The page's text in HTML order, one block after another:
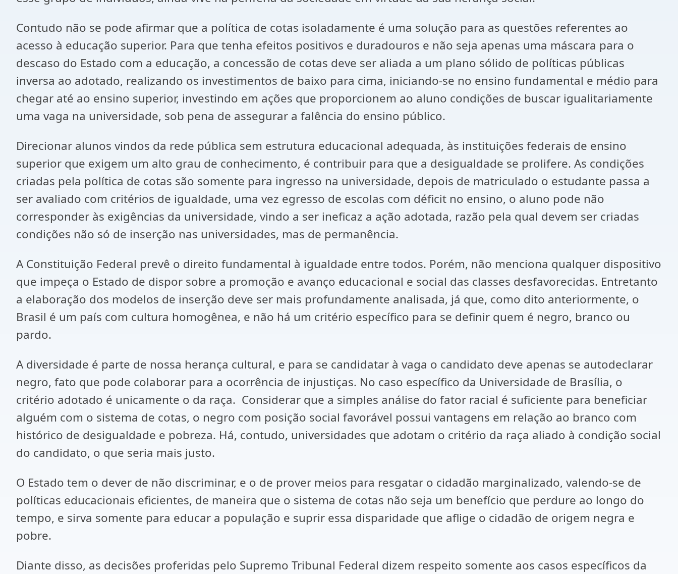
Contudo não se pode afirmar que a política de cotas isoladamente é uma solução para as questões referentes ao
acesso à educação superior. Para que tenha efeitos positivos e duradouros e não seja apenas uma máscara para o
descaso do Estado com a educação, a concessão de cotas deve ser aliada a um plano sólido de políticas públicas
inversa ao adotado, realizando os investimentos de baixo para cima, iniciando-se no ensino fundamental e médio para
chegar até ao ensino superior, investindo em ações que proporcionem ao aluno condições de buscar igualitariamente
uma vaga na universidade, sob pena de assegurar a falência do ensino público.
Direcionar alunos vindos da rede pública sem estrutura educacional adequada, às instituições federais de ensino
superior que exigem um alto grau de conhecimento, é contribuir para que a desigualdade se prolifere. As condições
criadas pela política de cotas são somente para ingresso na universidade, depois de matriculado o estudante passa a
ser avaliado com critérios de igualdade, uma vez egresso de escolas com déficit no ensino, o aluno pode não
corresponder às exigências da universidade, vindo a ser ineficaz a ação adotada, razão pela qual devem ser criadas
condições não só de inserção nas universidades, mas de permanência.
A Constituição Federal prevê o direito fundamental à igualdade entre todos. Porém, não menciona qualquer dispositivo
que impeça o Estado de dispor sobre a promoção e avanço educacional e social das classes desfavorecidas. Entretanto
a elaboração dos modelos de inserção deve ser mais profundamente analisada, já que, como dito anteriormente, o
Brasil é um país com cultura homogênea, e não há um critério específico para se definir quem é negro, branco ou
pardo.
A diversidade é parte de nossa herança cultural, e para se candidatar à vaga o candidato deve apenas se autodeclarar
negro, fato que pode colaborar para a ocorrência de injustiças. No caso específico da Universidade de Brasília, o
critério adotado é unicamente o da raça. Considerar que a simples análise do fator racial é suficiente para beneficiar
alguém com o sistema de cotas, o negro com posição social favorável possui vantagens em relação ao branco com
histórico de desigualdade e pobreza. Há, contudo, universidades que adotam o critério da raça aliado à condição social
do candidato, o que seria mais justo.
O Estado tem o dever de não discriminar, e o de prover meios para resgatar o cidadão marginalizado, valendo-se de
políticas educacionais eficientes, de maneira que o sistema de cotas não seja um benefício que perdure ao longo do
tempo, e sirva somente para educar a população e suprir essa disparidade que aflige o cidadão de origem negra e
pobre.
Diante disso, as decisões proferidas pelo Supremo Tribunal Federal dizem respeito somente aos casos específicos da